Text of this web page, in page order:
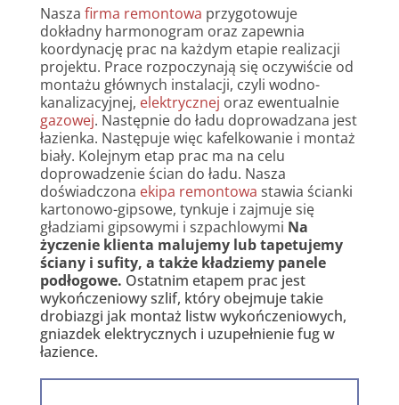
Nasza firma remontowa przygotowuje
dokładny harmonogram oraz zapewnia
koordynację prac na każdym etapie realizacji
projektu. Prace rozpoczynają się oczywiście od
montażu głównych instalacji, czyli wodno-
kanalizacyjnej, elektrycznej oraz ewentualnie
gazowej. Następnie do ładu doprowadzana jest
łazienka. Następuje więc kafelkowanie i montaż
biały. Kolejnym etap prac ma na celu
doprowadzenie ścian do ładu. Nasza
doświadczona ekipa remontowa stawia ścianki
kartonowo-gipsowe, tynkuje i zajmuje się
gładziami gipsowymi i szpachlowymi Na
życzenie klienta malujemy lub tapetujemy
ściany i sufity, a także kładziemy panele
podłogowe. Ostatnim etapem prac jest
wykończeniowy szlif, który obejmuje takie
drobiazgi jak montaż listw wykończeniowych,
gniazdek elektrycznych i uzupełnienie fug w
łazience.